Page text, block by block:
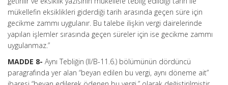
mükellefin eksiklikleri giderdiği tarih arasında geçen süre için
gecikme zammı uygulanır. Bu talebe ilişkin vergi dairelerinde
yapılan işlemler sırasında geçen süreler için ise gecikme zammı
uygulanmaz.”
MADDE 8- Aynı Tebliğin (II/B-11.6.) bölümünün dördüncü
paragrafında yer alan “beyan edilen bu vergi, aynı döneme ait”